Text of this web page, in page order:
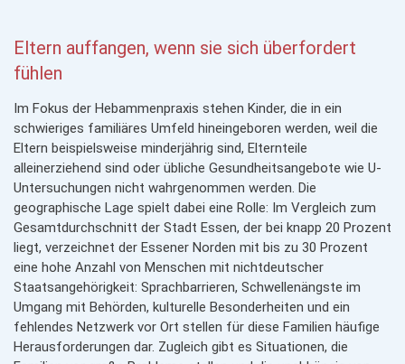
Eltern auffangen, wenn sie sich überfordert
fühlen
Im Fokus der Hebammen­praxis stehen Kinder, die in ein
schwieriges familiäres Umfeld hinein­geboren werden, weil die
Eltern beispielsweise minderjährig sind, Elternteile
alleinerziehend sind oder übliche Gesundheitsangebote wie U-
Untersuchungen nicht wahrgenommen werden. Die
geographische Lage spielt dabei eine Rolle: Im Vergleich zum
Gesamt­durch­schnitt der Stadt Essen, der bei knapp 20 Prozent
liegt, verzeichnet der Essener Norden mit bis zu 30 Prozent
eine hohe Anzahl von Menschen mit nicht­deutscher
Staatsangehörigkeit: Sprach­barrieren, Schwellenängste im
Umgang mit Behörden, kulturelle Besonderheiten und ein
fehlendes Netzwerk vor Ort stellen für diese Familien häufige
Heraus­forderungen dar. Zugleich gibt es Situationen, die